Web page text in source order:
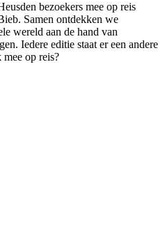
bezoekers mee op reis
Samen ontdekken we
wereld aan de hand van
Iedere editie staat er een andere
op reis?